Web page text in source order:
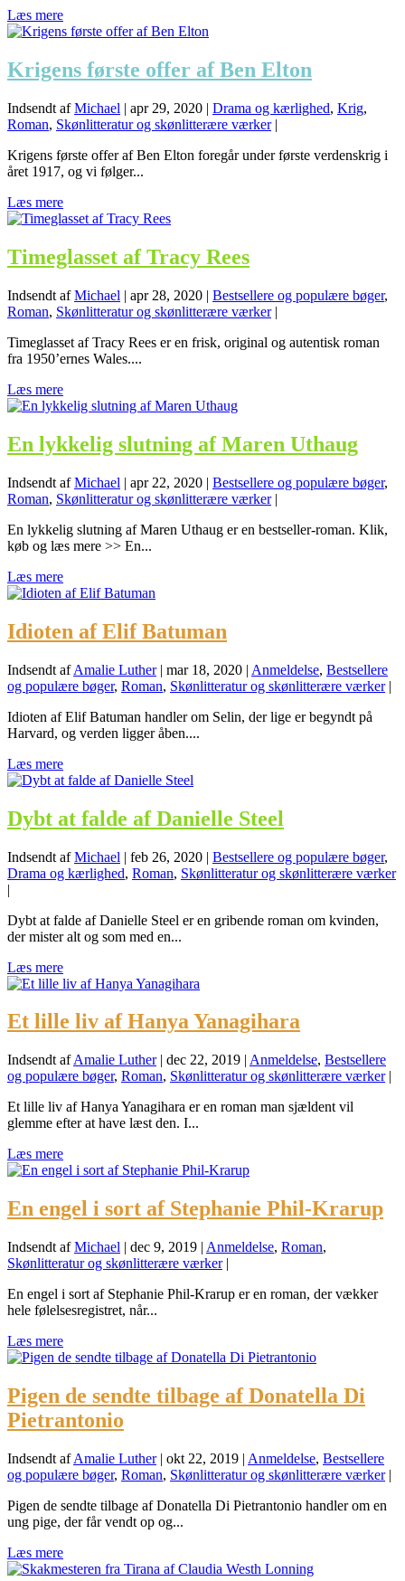
Læs mere
Krigens første offer af Ben Elton
Indsendt afMichael | apr 29, 2020 | Drama og kærlighed, Krig,
Roman, Skønlitteratur og skønlitterære værker|
Krigens første offer af Ben Elton foregår under første verdenskrig i
året 1917, og vi følger...
Læs mere
Timeglasset af Tracy Rees
Indsendt afMichael | apr 28, 2020 | Bestsellere og populære bøger,
Roman, Skønlitteratur og skønlitterære værker|
Timeglasset af Tracy Rees er en frisk, original og autentisk roman
fra 1950’ernes Wales....
Læs mere
En lykkelig slutning af Maren Uthaug
Indsendt afMichael | apr 22, 2020 | Bestsellere og populære bøger,
Roman, Skønlitteratur og skønlitterære værker|
En lykkelig slutning af Maren Uthaug er en bestseller-roman. Klik,
køb og læs mere >> En...
Læs mere
Idioten af Elif Batuman
Indsendt afAmalie Luther| mar 18, 2020 | Anmeldelse, Bestsellere
og populære bøger, Roman, Skønlitteratur og skønlitterære værker|
Idioten af Elif Batuman handler om Selin, der lige er begyndt på
Harvard, og verden ligger åben....
Læs mere
Dybt at falde af Danielle Steel
Indsendt afMichael | feb 26, 2020 | Bestsellere og populære bøger,
Drama og kærlighed, Roman, Skønlitteratur og skønlitterære værker
|
Dybt at falde af Danielle Steel er en gribende roman om kvinden,
der mister alt og som med en...
Læs mere
Et lille liv af Hanya Yanagihara
Indsendt afAmalie Luther| dec 22, 2019 | Anmeldelse, Bestsellere
og populære bøger, Roman, Skønlitteratur og skønlitterære værker|
Et lille liv af Hanya Yanagihara er en roman man sjældent vil
glemme efter at have læst den. I...
Læs mere
En engel i sort af Stephanie Phil-Krarup
Indsendt afMichael | dec 9, 2019 | Anmeldelse, Roman,
Skønlitteratur og skønlitterære værker|
En engel i sort af Stephanie Phil-Krarup er en roman, der vækker
hele følelsesregistret, når...
Læs mere
Pigen de sendte tilbage af Donatella Di
Pietrantonio
Indsendt afAmalie Luther| okt 22, 2019 | Anmeldelse, Bestsellere
og populære bøger, Roman, Skønlitteratur og skønlitterære værker|
Pigen de sendte tilbage af Donatella Di Pietrantonio handler om en
ung pige, der får vendt op og...
Læs mere